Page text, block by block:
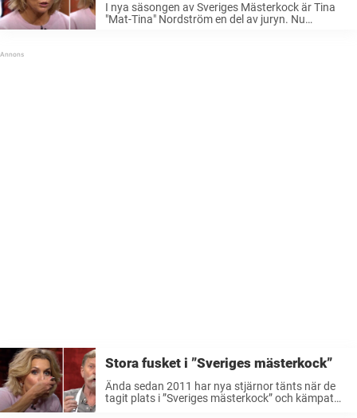
I nya säsongen av Sveriges Mästerkock är Tina
"Mat-Tina" Nordström en del av juryn. Nu
Stora fusket i ”Sveriges mästerkock”
Ända sedan 2011 har nya stjärnor tänts när de
tagit plats i ”Sveriges mästerkock” och kämpat